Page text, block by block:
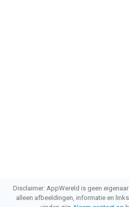
Disclaimer: AppWereld is geen
alleen afbeeldingen, informatie en